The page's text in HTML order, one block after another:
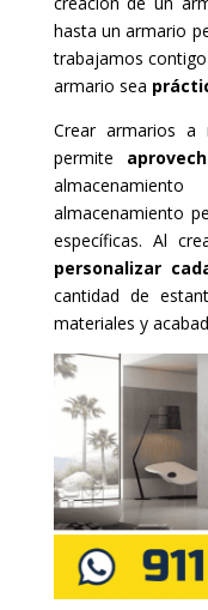
hasta un armario
trabajamos
armario sea
Crear armarios a
permite
almacenamiento
específicas. Al
personalizar
cantidad de
materiales y